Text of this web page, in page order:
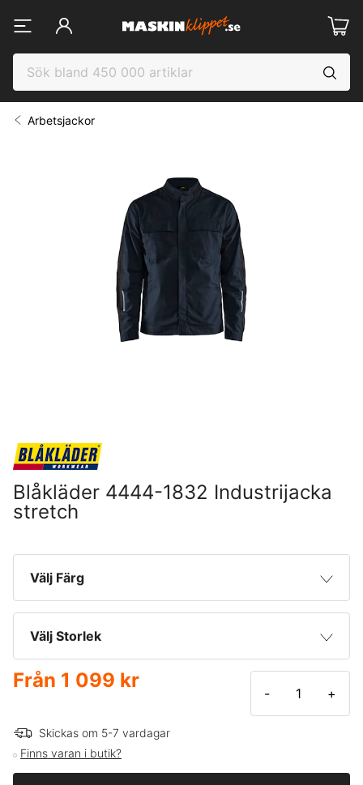
Arbetsjackor
Blåkläder 4444-1832 Industrijacka
stretch
Välj Färg
Marinblå/Kornblå
Svart/Varselgul
Välj Storlek
XS
S
M
Från 1 099 kr
- +
Skickas om 5-7 vardagar
Finns varan i butik?